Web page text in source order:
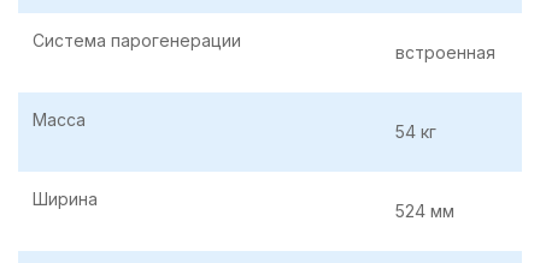
Система парогенерации
встроенная
Масса
54 кг
Ширина
524 мм